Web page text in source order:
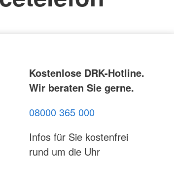
Kostenlose DRK-Hotline.
Wir beraten Sie gerne.
08000 365 000
Infos für Sie kostenfrei
rund um die Uhr